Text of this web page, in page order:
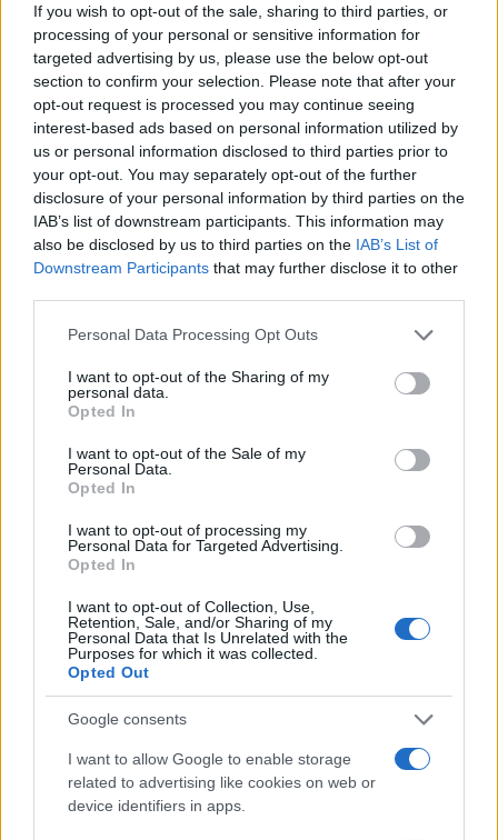
If you wish to opt-out of the sale, sharing to third parties, or
processing of your personal or sensitive information for
targeted advertising by us, please use the below opt-out
section to confirm your selection. Please note that after your
opt-out request is processed you may continue seeing
interest-based ads based on personal information utilized by
us or personal information disclosed to third parties prior to
your opt-out. You may separately opt-out of the further
disclosure of your personal information by third parties on the
IAB’s list of downstream participants. This information may
also be disclosed by us to third parties on the IAB’s List of
Downstream Participants that may further disclose it to other
Please note that this website/app uses one or more Google
not limited to your visit or usage behaviour. You may click to
grant or deny consent to Google and its third-party tags to
use your data for below specified purposes in below Google
consent section.
Personal Data Processing Opt Outs
I want to opt-out of the Sharing of my
personal data.
Opted In
I want to opt-out of the Sale of my
Personal Data.
Opted In
I want to opt-out of processing my
Personal Data for Targeted Advertising.
Opted In
I want to opt-out of Collection, Use,
Retention, Sale, and/or Sharing of my
Personal Data that Is Unrelated with the
Purposes for which it was collected.
Opted Out
Google consents
I want to allow Google to enable storage
related to advertising like cookies on web or
device identifiers in apps.
Inviaci le tue segnalazioni,
i tuoi video e le tue foto
Su WhatsApp al numero +39
345 356 7512
Notizie in tempo reale?
Entra nel canale telegram di
GalluraOggi.it
Ricevi le nostre ultime news
daGoogle News
Condividi l'articolo
F
a
ce
b
o
o
k
T
w
it
te
r
Pi
n
te
re
st
W
h
at
s
p
p
S
h
a
re
Prossimo articolo
NOTIZIE RECENTI